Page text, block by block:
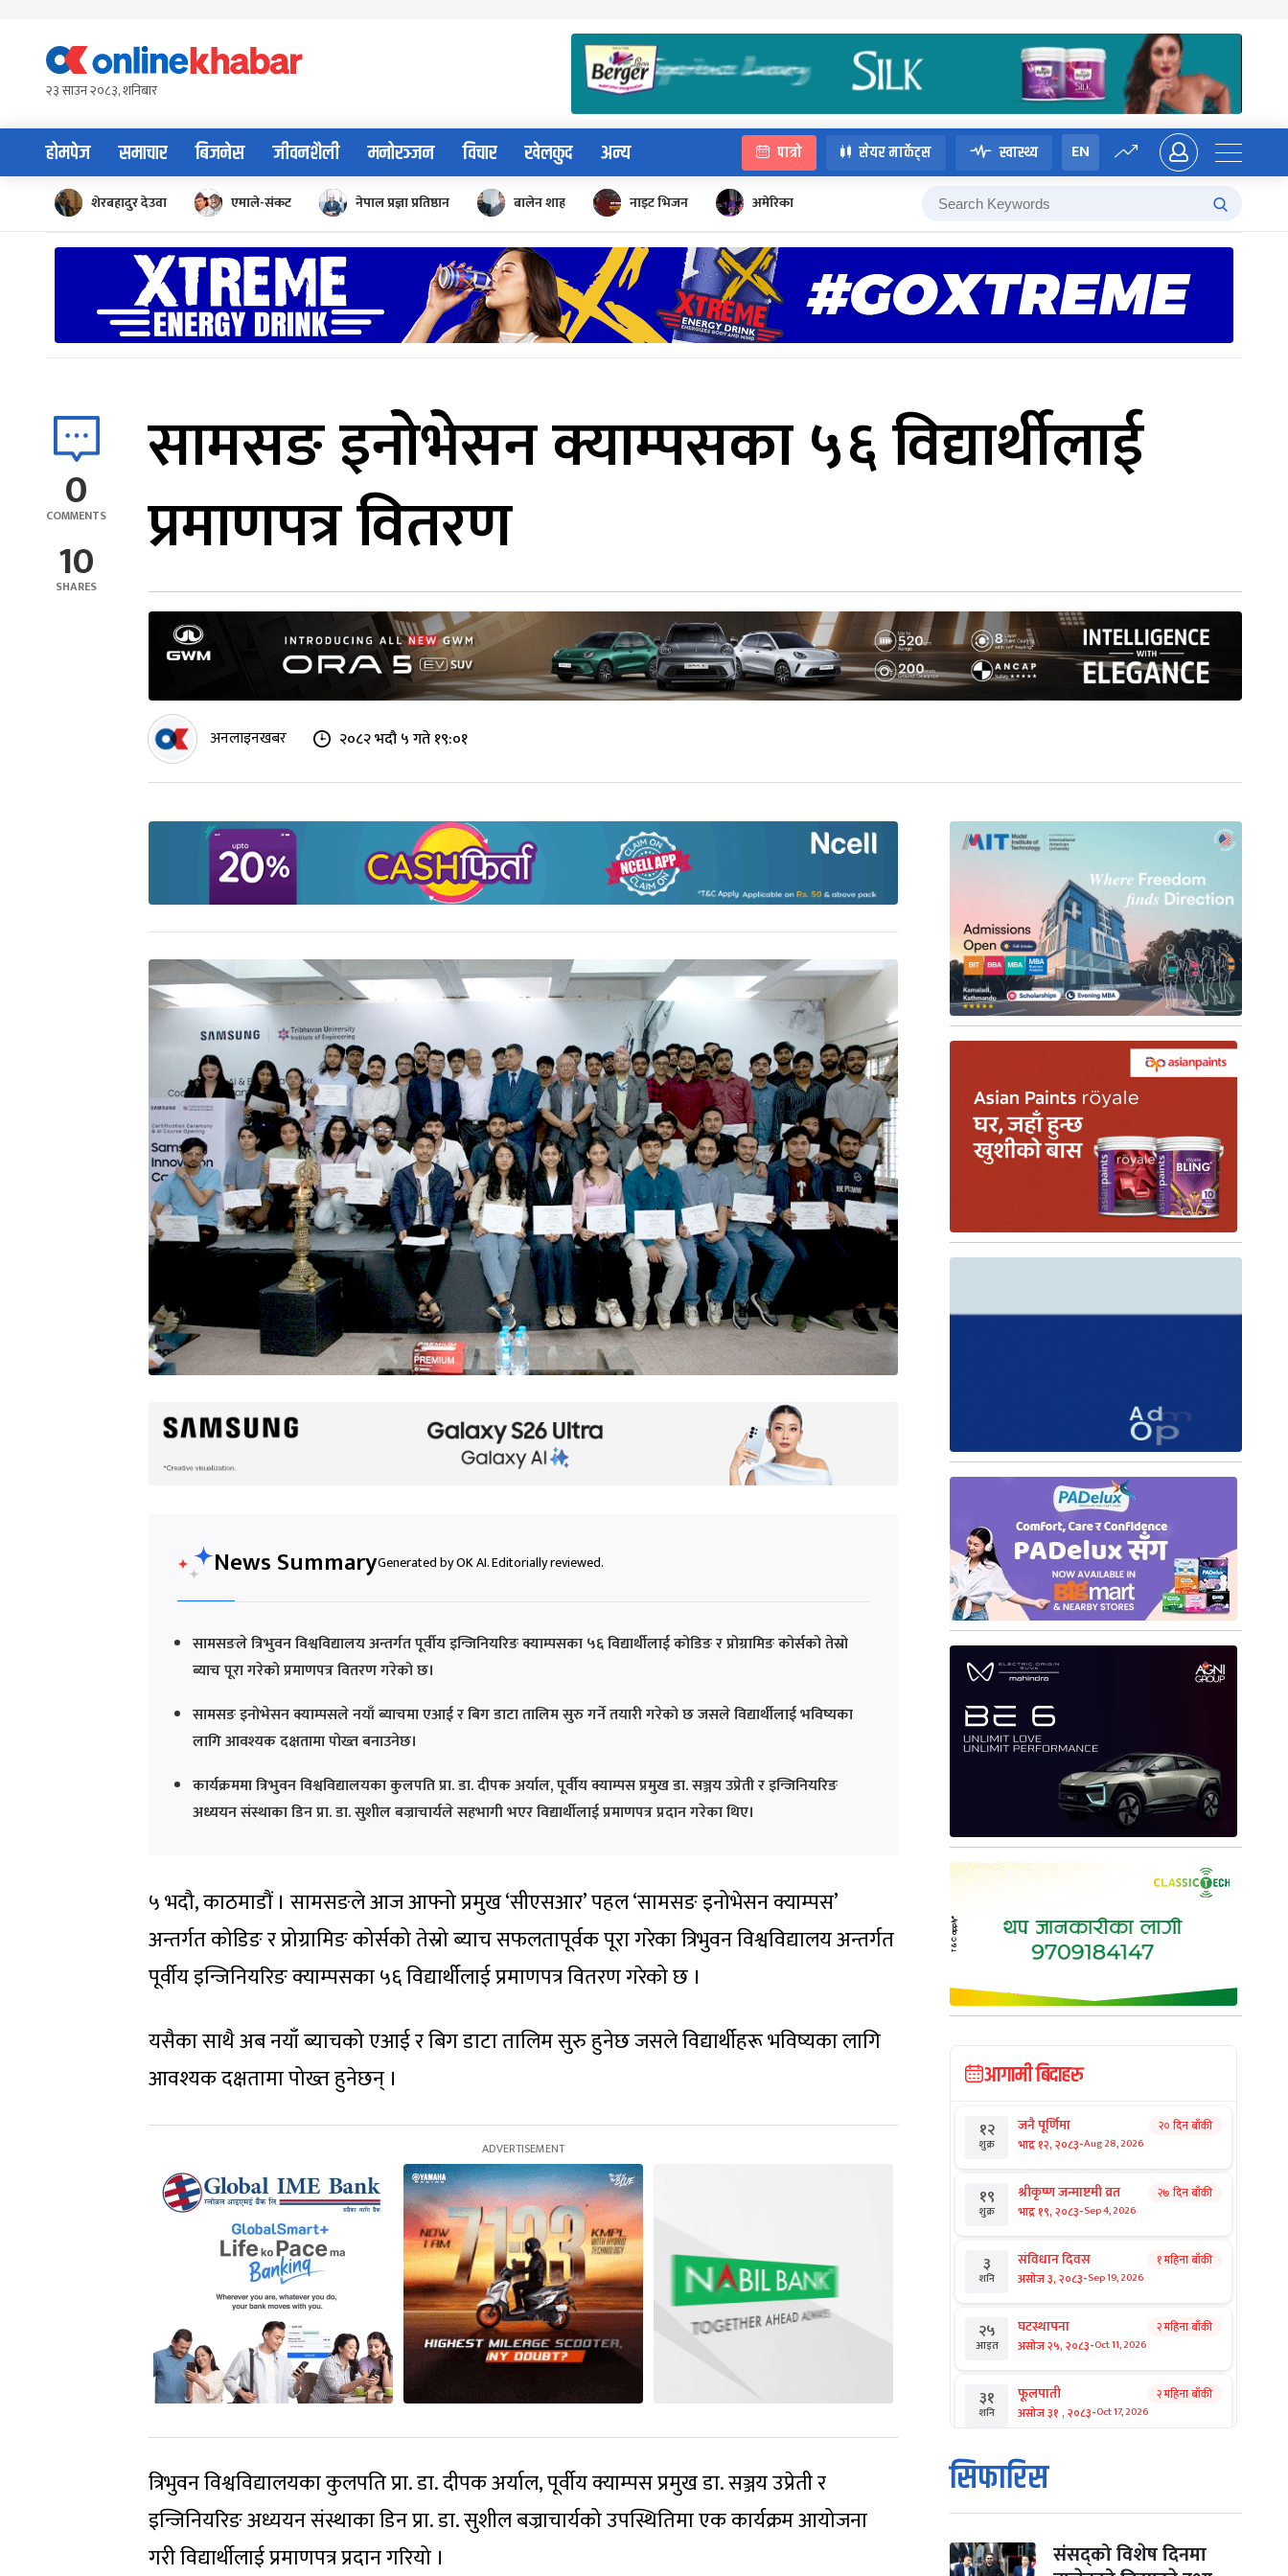
content२३ साउन २०८३, शनिबार
होमपेज समाचार बिजनेस जीवनशैली मनोरञ्जन विचार खेलकुद अन्य पात्रो सेयर मार्केट्स स्वास्थ्य EN
शेरबहादुर देउवा एमाले-संकट नेपाल प्रज्ञा प्रतिष्ठान बालेन शाह नाइट भिजन अमेरिका
0
COMMENTS
10
SHARES
सामसङ इनोभेसन क्याम्पसका ५६ विद्यार्थीलाई
प्रमाणपत्र वितरण
अनलाइनखबर २०८२ भदौ ५ गते १९:०१
News SummaryGenerated by OK AI. Editorially reviewed.
सामसङले त्रिभुवन विश्वविद्यालय अन्तर्गत पूर्वीय इन्जिनियरिङ क्याम्पसका ५६ विद्यार्थीलाई कोडिङ र प्रोग्रामिङ कोर्सको तेस्रो
ब्याच पूरा गरेको प्रमाणपत्र वितरण गरेको छ।
सामसङ इनोभेसन क्याम्पसले नयाँ ब्याचमा एआई र बिग डाटा तालिम सुरु गर्ने तयारी गरेको छ जसले विद्यार्थीलाई भविष्यका
लागि आवश्यक दक्षतामा पोख्त बनाउनेछ।
कार्यक्रममा त्रिभुवन विश्वविद्यालयका कुलपति प्रा. डा. दीपक अर्याल, पूर्वीय क्याम्पस प्रमुख डा. सञ्जय उप्रेती र इन्जिनियरिङ
अध्ययन संस्थाका डिन प्रा. डा. सुशील बज्राचार्यले सहभागी भएर विद्यार्थीलाई प्रमाणपत्र प्रदान गरेका थिए।
५ भदौ, काठमाडौं । सामसङले आज आफ्नो प्रमुख ‘सीएसआर’ पहल ‘सामसङ इनोभेसन क्याम्पस’
अन्तर्गत कोडिङ र प्रोग्रामिङ कोर्सको तेस्रो ब्याच सफलतापूर्वक पूरा गरेका त्रिभुवन विश्वविद्यालय अन्तर्गत
पूर्वीय इन्जिनियरिङ क्याम्पसका ५६ विद्यार्थीलाई प्रमाणपत्र वितरण गरेको छ ।
यसैका साथै अब नयाँ ब्याचको एआई र बिग डाटा तालिम सुरु हुनेछ जसले विद्यार्थीहरू भविष्यका लागि
आवश्यक दक्षतामा पोख्त हुनेछन् ।
त्रिभुवन विश्वविद्यालयका कुलपति प्रा. डा. दीपक अर्याल, पूर्वीय क्याम्पस प्रमुख डा. सञ्जय उप्रेती र
इन्जिनियरिङ अध्ययन संस्थाका डिन प्रा. डा. सुशील बज्राचार्यको उपस्थितिमा एक कार्यक्रम आयोजना
गरी विद्यार्थीलाई प्रमाणपत्र प्रदान गरियो ।
आगामी बिदाहरु
१२
शुक्र
जनै पूर्णिमा
भाद्र १२, २०८३-Aug 28, 2026
२० दिन बाँकी
१९
शुक्र
श्रीकृष्ण जन्माष्टमी व्रत
भाद्र १९, २०८३-Sep 4, 2026
२७ दिन बाँकी
३
शनि
संविधान दिवस
असोज ३, २०८३-Sep 19, 2026
१ महिना बाँकी
२५
आइत
घटस्थापना
असोज २५, २०८३-Oct 11, 2026
२ महिना बाँकी
३१
शनि
फूलपाती
असोज ३१ , २०८३-Oct 17, 2026
२ महिना बाँकी
१
आइत
कार्तिक सङ्क्रान्ति
कार्तिक १, २०८३
मंगल कार्तिक ३, २०८३-Oct 20, 2026
सिफारिस
संसद्को विशेष दिनमा